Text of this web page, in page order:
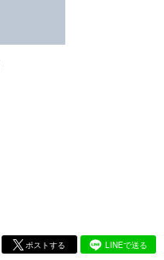
ポストする LINEで送る